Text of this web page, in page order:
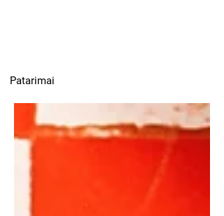
Patarimai